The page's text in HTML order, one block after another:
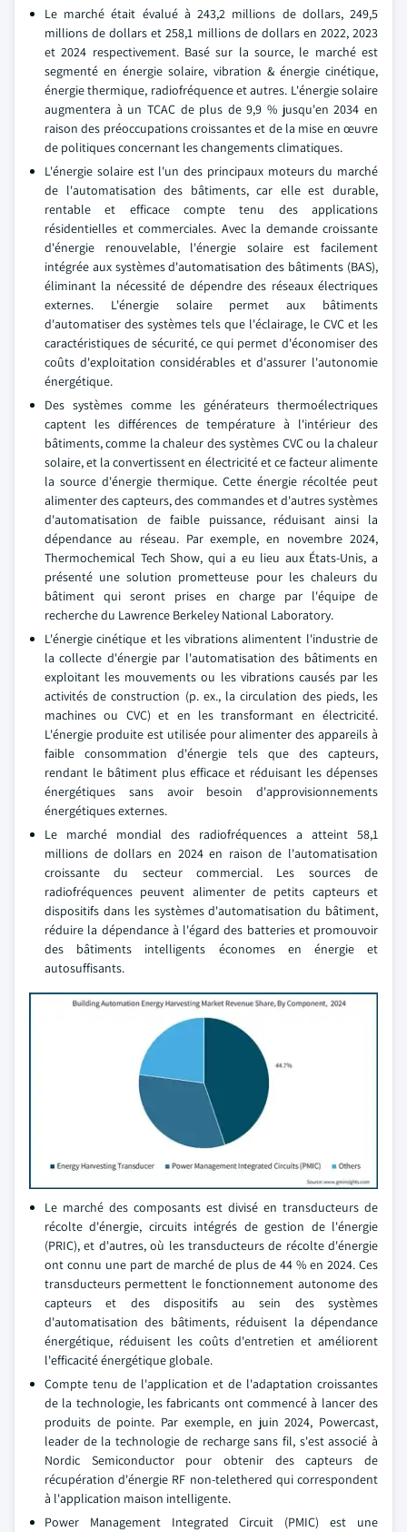
Le marché était évalué à 243,2 millions de dollars, 249,5
millions de dollars et 258,1 millions de dollars en 2022, 2023
et 2024 respectivement. Basé sur la source, le marché est
segmenté en énergie solaire, vibration & énergie cinétique,
énergie thermique, radiofréquence et autres. L'énergie solaire
augmentera à un TCAC de plus de 9,9 % jusqu'en 2034 en
raison des préoccupations croissantes et de la mise en œuvre
de politiques concernant les changements climatiques.
L'énergie solaire est l'un des principaux moteurs du marché
de l'automatisation des bâtiments, car elle est durable,
rentable et efficace compte tenu des applications
résidentielles et commerciales. Avec la demande croissante
d'énergie renouvelable, l'énergie solaire est facilement
intégrée aux systèmes d'automatisation des bâtiments (BAS),
éliminant la nécessité de dépendre des réseaux électriques
externes. L'énergie solaire permet aux bâtiments
d'automatiser des systèmes tels que l'éclairage, le CVC et les
caractéristiques de sécurité, ce qui permet d'économiser des
coûts d'exploitation considérables et d'assurer l'autonomie
énergétique.
Des systèmes comme les générateurs thermoélectriques
captent les différences de température à l'intérieur des
bâtiments, comme la chaleur des systèmes CVC ou la chaleur
solaire, et la convertissent en électricité et ce facteur alimente
la source d'énergie thermique. Cette énergie récoltée peut
alimenter des capteurs, des commandes et d'autres systèmes
d'automatisation de faible puissance, réduisant ainsi la
dépendance au réseau. Par exemple, en novembre 2024,
Thermochemical Tech Show, qui a eu lieu aux États-Unis, a
présenté une solution prometteuse pour les chaleurs du
bâtiment qui seront prises en charge par l'équipe de
recherche du Lawrence Berkeley National Laboratory.
L'énergie cinétique et les vibrations alimentent l'industrie de
la collecte d'énergie par l'automatisation des bâtiments en
exploitant les mouvements ou les vibrations causés par les
activités de construction (p. ex., la circulation des pieds, les
machines ou CVC) et en les transformant en électricité.
L'énergie produite est utilisée pour alimenter des appareils à
faible consommation d'énergie tels que des capteurs,
rendant le bâtiment plus efficace et réduisant les dépenses
énergétiques sans avoir besoin d'approvisionnements
énergétiques externes.
Le marché mondial des radiofréquences a atteint 58,1
millions de dollars en 2024 en raison de l'automatisation
croissante du secteur commercial. Les sources de
radiofréquences peuvent alimenter de petits capteurs et
dispositifs dans les systèmes d'automatisation du bâtiment,
réduire la dépendance à l'égard des batteries et promouvoir
des bâtiments intelligents économes en énergie et
autosuffisants.
Le marché des composants est divisé en transducteurs de
récolte d'énergie, circuits intégrés de gestion de l'énergie
(PRIC), et d'autres, où les transducteurs de récolte d'énergie
ont connu une part de marché de plus de 44 % en 2024. Ces
transducteurs permettent le fonctionnement autonome des
capteurs et des dispositifs au sein des systèmes
d'automatisation des bâtiments, réduisent la dépendance
énergétique, réduisent les coûts d'entretien et améliorent
l'efficacité énergétique globale.
Compte tenu de l'application et de l'adaptation croissantes
de la technologie, les fabricants ont commencé à lancer des
produits de pointe. Par exemple, en juin 2024, Powercast,
leader de la technologie de recharge sans fil, s'est associé à
Nordic Semiconductor pour obtenir des capteurs de
récupération d'énergie RF non-telethered qui correspondent
à l'application maison intelligente.
Power Management Integrated Circuit (PMIC) est une